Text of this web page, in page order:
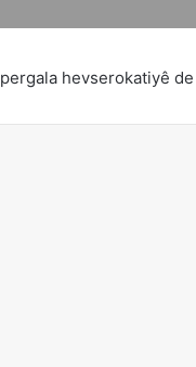
pergala hevserokatiyê de